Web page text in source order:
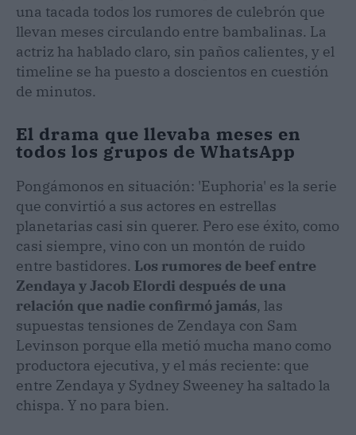
una tacada todos los rumores de culebrón que
llevan meses circulando entre bambalinas. La
actriz ha hablado claro, sin paños calientes, y el
timeline se ha puesto a doscientos en cuestión
de minutos.
El drama que llevaba meses en
todos los grupos de WhatsApp
Pongámonos en situación: 'Euphoria' es la serie
que convirtió a sus actores en estrellas
planetarias casi sin querer. Pero ese éxito, como
casi siempre, vino con un montón de ruido
entre bastidores. Los rumores de beef entre
Zendaya y Jacob Elordi después de una
relación que nadie confirmó jamás, las
supuestas tensiones de Zendaya con Sam
Levinson porque ella metió mucha mano como
productora ejecutiva, y el más reciente: que
entre Zendaya y Sydney Sweeney ha saltado la
chispa. Y no para bien.